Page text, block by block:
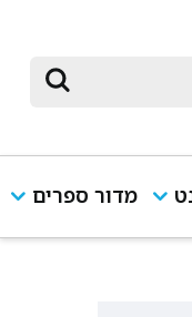
מדור ספרים